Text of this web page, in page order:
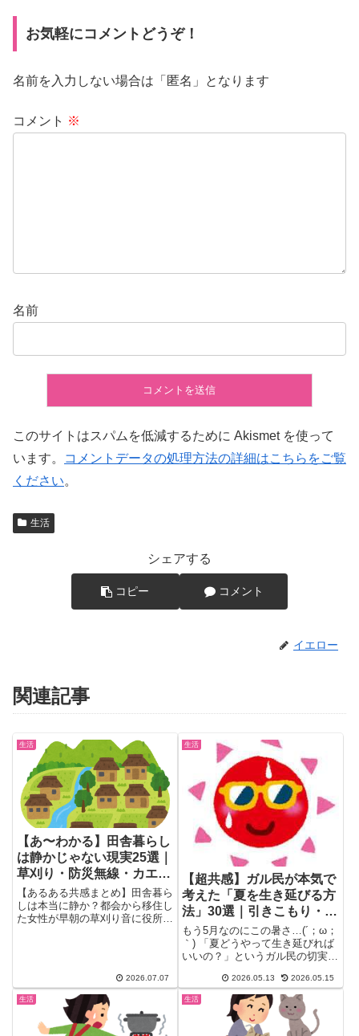
お気軽にコメントどうぞ！
名前を入力しない場合は「匿名」となります
コメント ※
名前
このサイトはスパムを低減するために Akismet を使って
います。
コメントデータの処理方法の詳細はこちらをご覧
ください。
生活
シェアする
コピー コメント
イエロー
関連記事
生活
【あ〜わかる】田舎暮らし
は静かじゃない現実25選｜
草刈り・防災無線・カエル
の大合唱に移住者絶句
【あるある共感まとめ】田舎暮ら
しは本当に静か？都会から移住し
た女性が早朝の草刈り音に役所へ
事情をガル民の本音でまとめて紹
介します。
2026.07.07
生活
【超共感】ガル民が本気で
考えた「夏を生き延びる方
法」30選｜引きこもり・ヤ
ケーヌ・暑熱順化…全部ア
リ
もう5月なのにこの暑さ…(´；ω；
｀) 「夏どうやって生き延びれば
いいの？」というガル民の切実な
2026.05.13 2026.05.15
生活 生活